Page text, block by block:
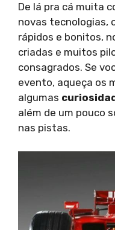
De lá pra cá muita
novas tecnologias,
rápidos e bonitos,
criadas e muitos
consagrados. Se
evento, aqueça os
algumas
além de um pouco
nas pistas.